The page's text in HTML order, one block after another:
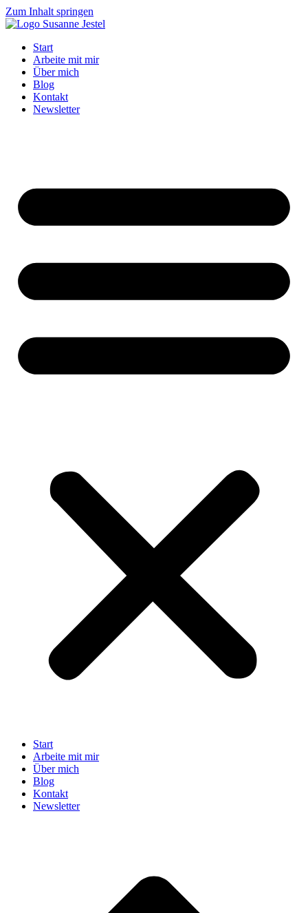
Zum Inhalt springen
Start
Arbeite mit mir
Über mich
Blog
Kontakt
Newsletter
Start
Arbeite mit mir
Über mich
Blog
Kontakt
Newsletter